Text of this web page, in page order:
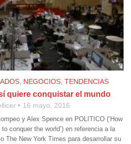
NEGOCIOS TENDENCIAS
quiere conquistar el mundo
16 mayo, 2016
y Alex Spence en POLITICO (‘How
conquer the world’) en referencia a la
The New York Times para desarrollar su